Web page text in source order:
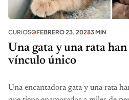
CURIOSOFEBRERO 23, 20233 MIN
Una gata y una rata
vínculo único
Una encantadora gata y una rata